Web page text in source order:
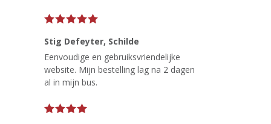
Stig Defeyter, Schilde
Eenvoudige en gebruiksvriendelijke
website. Mijn bestelling lag na 2 dagen
al in mijn bus.